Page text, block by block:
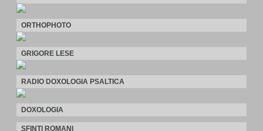
ORTHOPHOTO
GRIGORE LESE
RADIO DOXOLOGIA PSALTICA
DOXOLOGIA
SFINTI ROMANI